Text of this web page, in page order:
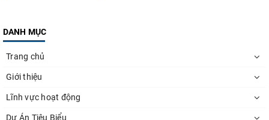
DANH MỤC
Trang chủ
Giới thiệu
Lĩnh vực hoạt động
Dự Án Tiêu Biểu